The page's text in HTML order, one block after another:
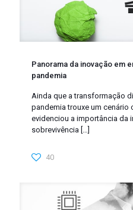
Panorama da inovação em
pandemia
Ainda que a transformação
pandemia trouxe um
evidenciou a importância da
sobrevivência […]
40